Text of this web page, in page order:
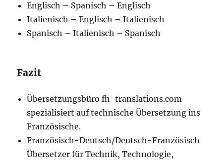
Englisch – Spanisch – Englisch
Italienisch – Englisch – Italienisch
Spanisch – Italienisch – Spanisch
Fazit
Übersetzungsbüro fh-translations.com
spezialisiert auf technische Übersetzung ins
Französische.
Französisch-Deutsch/Deutsch-Französisch
Übersetzer für Technik, Technologie,